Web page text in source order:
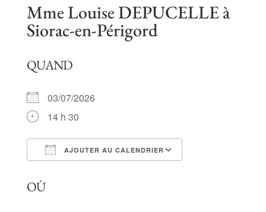
Mme Louise DEPUCELLE à
Siorac-en-Périgord
QUAND
03/07/2026
14 h 30
AJOUTER AU CALENDRIER
OÙ